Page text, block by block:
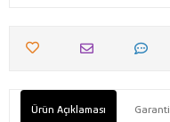
Ürün Açıklaması